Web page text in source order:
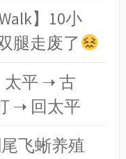
】10小
腿走废了
太平 ➝ 古
➝ 回太平
飞蜥养殖